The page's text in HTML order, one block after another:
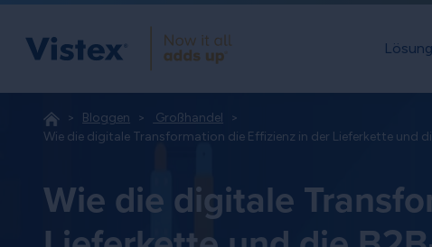
Bloggen
Großhandel
Wie die digitale Transformation die Effizienz in der Lieferkette und
Wie die digitale